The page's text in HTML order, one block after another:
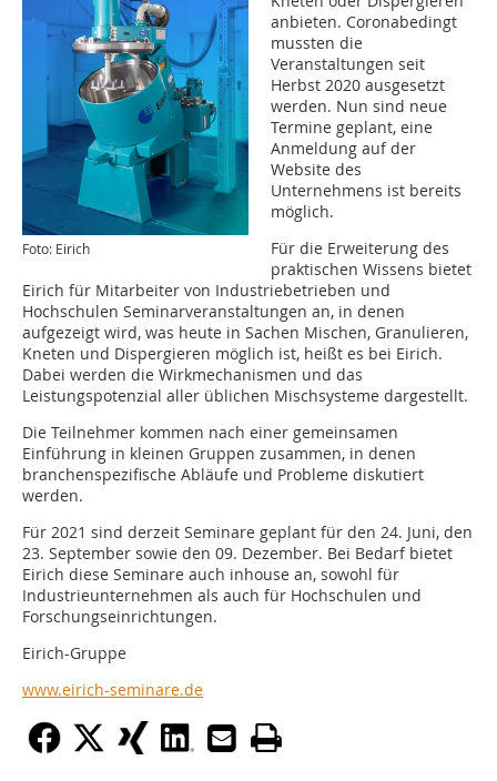
Foto: Eirich
anbieten. Coronabedingt
mussten die
Veranstaltungen seit
Herbst 2020 ausgesetzt
werden. Nun sind neue
Termine geplant, eine
Anmeldung auf der
Website des
Unternehmens ist bereits
möglich.
Für die Erweiterung des
praktischen Wissens bietet
Eirich für Mitarbeiter von Industriebetrieben und
Hochschulen Seminarveranstaltungen an, in denen
aufgezeigt wird, was heute in Sachen Mischen, Granulieren,
Kneten und Dispergieren möglich ist, heißt es bei Eirich.
Dabei werden die Wirkmechanismen und das
Leistungspotenzial aller üblichen Mischsysteme dargestellt.
Die Teilnehmer kommen nach einer gemeinsamen
Einführung in kleinen Gruppen zusammen, in denen
branchenspezifische Abläufe und Probleme diskutiert
werden.
Für 2021 sind derzeit Seminare geplant für den 24. Juni, den
23. September sowie den 09. Dezember. Bei Bedarf bietet
Eirich diese Seminare auch inhouse an, sowohl für
Industrieunternehmen als auch für Hochschulen und
Forschungseinrichtungen.
Eirich-Gruppe
www.eirich-seminare.de